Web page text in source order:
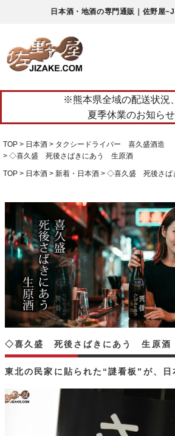
日本酒・地酒の専門通販｜佐野屋
※熊本県全域の配送状況
夏季休業のお知らせ
TOP 日本酒
タクシードライバー 喜久盛酒造
◇喜久盛 死後さばきにあう 生原酒
TOP 日本酒 新着・日本酒 ◇喜久盛 死後さ
東北の民家に貼られた“謎看板”が、日
◇喜久盛 死後さばきにあう 生原